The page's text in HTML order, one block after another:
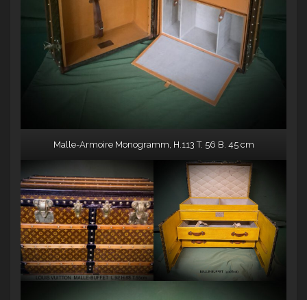
Malle-Armoire Monogramm, H.113 T. 56 B. 45 cm